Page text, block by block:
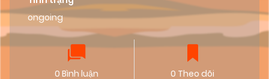
ongoing
0 Bình luận 0 Theo dõi